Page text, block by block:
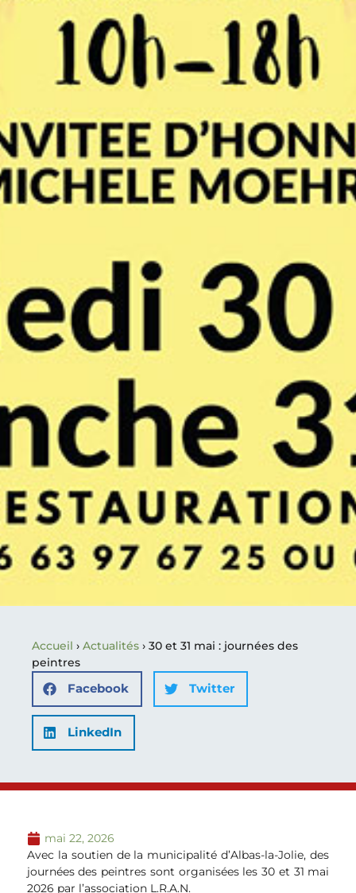
Accueil › Actualités › 30 et 31 mai : journées des
peintres
Facebook Twitter
LinkedIn
mai 22, 2026
Avec la soutien de la municipalité d’Albas-la-Jolie, des
journées des peintres sont organisées les 30 et 31 mai
2026 par l’association L.R.A.N.